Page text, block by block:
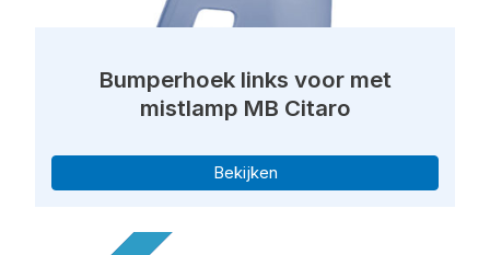
Bumperhoek links voor met
mistlamp MB Citaro
Bekijken